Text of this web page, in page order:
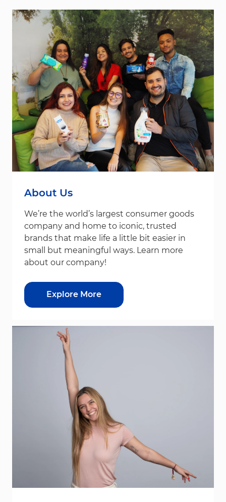
About Us
We’re the world’s largest consumer goods
company and home to iconic, trusted
brands that make life a little bit easier in
small but meaningful ways. Learn more
about our company!
Explore More